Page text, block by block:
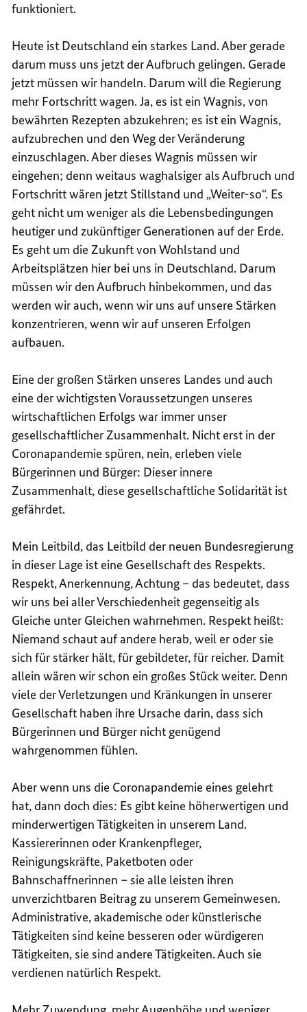
funktioniert.
Heute ist Deutschland ein starkes Land. Aber gerade
darum muss uns jetzt der Aufbruch gelingen. Gerade
jetzt müssen wir handeln. Darum will die Regierung
mehr Fortschritt wagen. Ja, es ist ein Wagnis, von
bewährten Rezepten abzukehren; es ist ein Wagnis,
aufzubrechen und den Weg der Veränderung
einzuschlagen. Aber dieses Wagnis müssen wir
eingehen; denn weitaus waghalsiger als Aufbruch und
Fortschritt wären jetzt Stillstand und „Weiter-so“. Es
geht nicht um weniger als die Lebensbedingungen
heutiger und zukünftiger Generationen auf der Erde.
Es geht um die Zukunft von Wohlstand und
Arbeitsplätzen hier bei uns in Deutschland. Darum
müssen wir den Aufbruch hinbekommen, und das
werden wir auch, wenn wir uns auf unsere Stärken
konzentrieren, wenn wir auf unseren Erfolgen
aufbauen.
Eine der großen Stärken unseres Landes und auch
eine der wichtigsten Voraussetzungen unseres
wirtschaftlichen Erfolgs war immer unser
gesellschaftlicher Zusammenhalt. Nicht erst in der
Coronapandemie spüren, nein, erleben viele
Bürgerinnen und Bürger: Dieser innere
Zusammenhalt, diese gesellschaftliche Solidarität ist
gefährdet.
Mein Leitbild, das Leitbild der neuen Bundesregierung
in dieser Lage ist eine Gesellschaft des Respekts.
Respekt, Anerkennung, Achtung – das bedeutet, dass
wir uns bei aller Verschiedenheit gegenseitig als
Gleiche unter Gleichen wahrnehmen. Respekt heißt:
Niemand schaut auf andere herab, weil er oder sie
sich für stärker hält, für gebildeter, für reicher. Damit
allein wären wir schon ein großes Stück weiter. Denn
viele der Verletzungen und Kränkungen in unserer
Gesellschaft haben ihre Ursache darin, dass sich
Bürgerinnen und Bürger nicht genügend
wahrgenommen fühlen.
Aber wenn uns die Coronapandemie eines gelehrt
hat, dann doch dies: Es gibt keine höherwertigen und
minderwertigen Tätigkeiten in unserem Land.
Kassiererinnen oder Krankenpfleger,
Reinigungskräfte, Paketboten oder
Bahnschaffnerinnen – sie alle leisten ihren
unverzichtbaren Beitrag zu unserem Gemeinwesen.
Administrative, akademische oder künstlerische
Tätigkeiten sind keine besseren oder würdigeren
Tätigkeiten, sie sind andere Tätigkeiten. Auch sie
verdienen natürlich Respekt.